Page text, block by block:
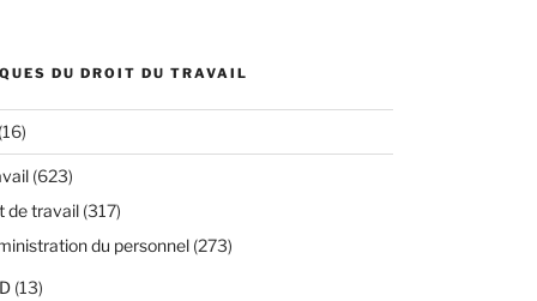
DU DROIT DU TRAVAIL
(623)
de travail(317)
du personnel(273)
(13)